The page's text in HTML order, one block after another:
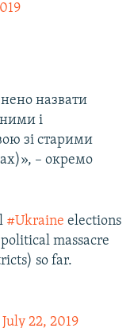
назвати
і
зі старими
– окремо
#Ukraine elections
massacre
so far.
July 22, 2019